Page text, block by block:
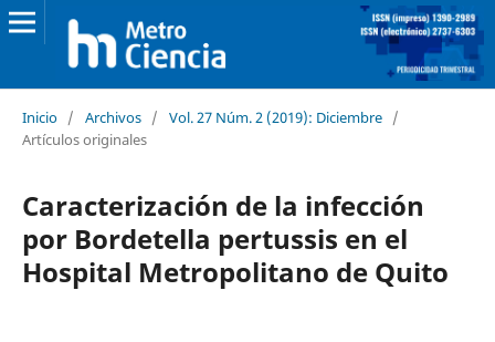
Inicio / Archivos / Vol. 27 Núm. 2 (2019): Diciembre /
Artículos originales
Caracterización de la infección
por Bordetella pertussis en el
Hospital Metropolitano de Quito